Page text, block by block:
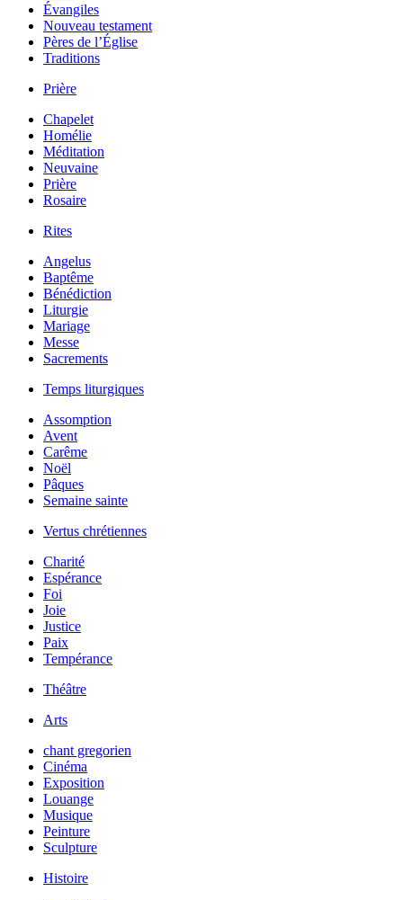
Évangiles
Nouveau testament
Pères de l’Église
Traditions
Prière
Chapelet
Homélie
Méditation
Neuvaine
Prière
Rosaire
Rites
Angelus
Baptême
Bénédiction
Liturgie
Mariage
Messe
Sacrements
Temps liturgiques
Assomption
Avent
Carême
Noël
Pâques
Semaine sainte
Vertus chrétiennes
Charité
Espérance
Foi
Joie
Justice
Paix
Tempérance
Théâtre
Arts
chant gregorien
Cinéma
Exposition
Louange
Musique
Peinture
Sculpture
Histoire